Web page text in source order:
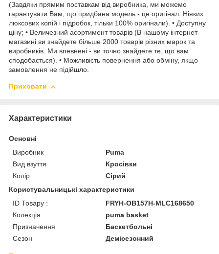
(Завдяки прямим поставкам від виробника, ми можемо
гарантувати Вам, що придбана модель - це оригінал. Ніяких
люксових копій і підробок, тільки 100% оригінали). • Доступну
ціну; • Величезний асортимент товарів (В нашому інтернет-
магазині ви знайдете більше 2000 товарів різних марок та
виробників. Ми впевнені - ви точно знайдете те, що вам
сподобається). • Можливість повернення або обміну, якщо
замовлення не підійшло.
Приховати
Характеристики
Основні
Виробник
Puma
Вид взуття
Кросівки
Колір
Сірий
Користувальницькі характеристики
ID Товару :
FRYH-OB157H-MLC168650
Колекція
puma basket
Призначення
Баскетбольні
Сезон
Демісезонний